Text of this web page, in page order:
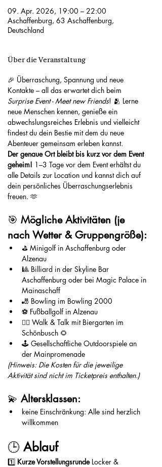
09. Apr. 2026, 19:00 – 22:00
Aschaffenburg, 63 Aschaffenburg,
Deutschland
Über die Veranstaltung
🎉 Überraschung, Spannung und neue
Kontakte – all das erwartet dich beim
Surprise Event - Meet new Friends! 🫂 Lerne
neue Menschen kennen, genieße ein
abwechslungsreiches Erlebnis und vielleicht
findest du dein Bestie mit dem du neue
Abenteuer gemeinsam erleben kannst.
Der genaue Ort bleibt bis kurz vor dem Event
geheim! 1–3 Tage vor dem Event erhältst du
alle Details zur Location und kannst dich auf
dein persönliches Überraschungserlebnis
freuen. 🫶
🎯 Mögliche Aktivitäten (je
nach Wetter & Gruppengröße):
⛳ Minigolf in Aschaffenburg oder
Alzenau
🎱 Billiard in der Skyline Bar
Aschaffenburg oder bei Magic Palace in
Mainaschaff
🎳 Bowling im Bowling 2000
⚽ Fußballgolf in Alzenau
🚶‍♀️ Walk & Talk mit Biergarten im
Schönbusch 🌻
🕹️ Gesellschaftliche Outdoorspiele an
der Mainpromenade
(Hinweis: Die Kosten für die jeweilige
Aktivität sind nicht im Ticketpreis enthalten.)
💫 Altersklassen:
keine Einschränkung: Alle sind herzlich
willkommen
🕒 Ablauf
1️⃣ Kurze Vorstellungsrunde Locker &